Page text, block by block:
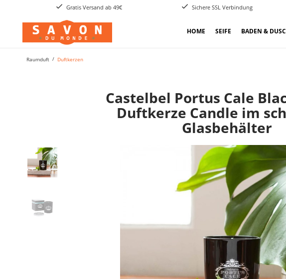
Gratis Versand ab 49€ Sichere SSL Verbindung
HOME SEIFE BADEN &
Raumduft Duftkerzen
Castelbel Portus Cale
Duftkerze Candle im
Glasbehälter